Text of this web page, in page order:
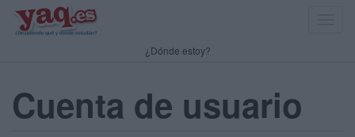
¿Dónde estoy?
Cuenta de usuario